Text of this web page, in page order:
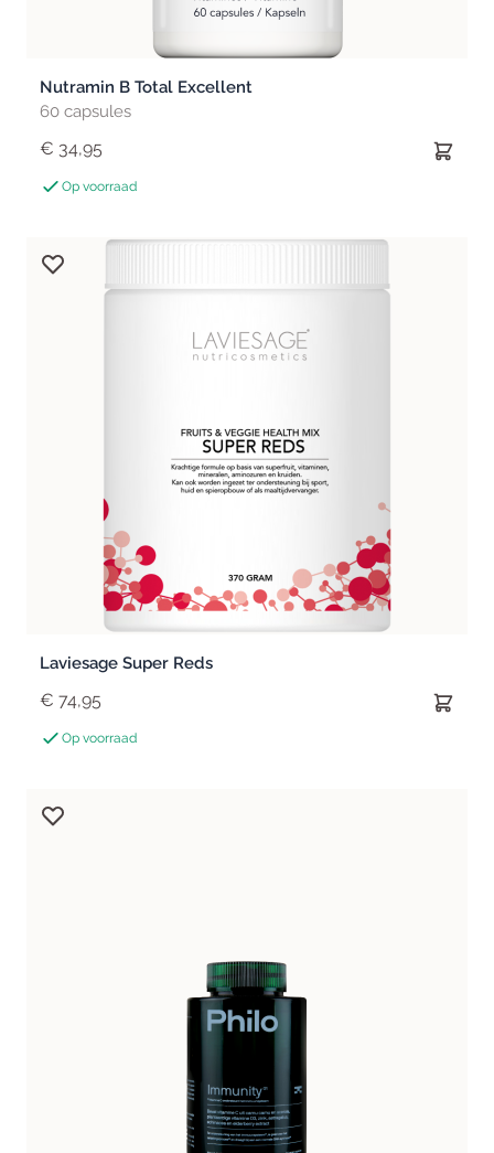
Nutramin B Total Excellent
60 capsules
€ 34,95
Op voorraad
Laviesage Super Reds
€ 74,95
Op voorraad